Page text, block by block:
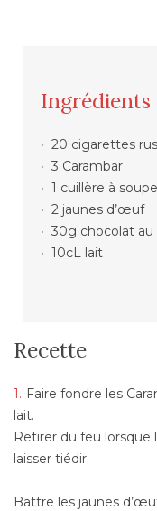
Ingrédients
20 cigarettes
3 Carambar
1 cuillère à
2 jaunes d’œuf
30g chocolat au
10cL lait
Recette
Faire fondre les
lait.
Retirer du feu
laisser tiédir.
Battre les jaunes